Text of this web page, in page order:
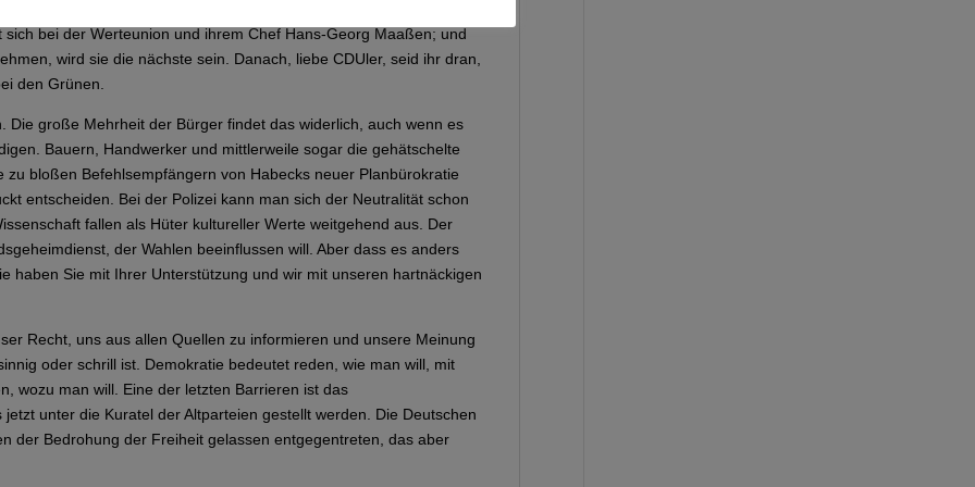
bei der Werteunion und ihrem Chef Hans-Georg Maaßen; und
wird sie die nächste sein. Danach, liebe CDUler, seid ihr dran,
den Grünen.
Die große Mehrheit der Bürger findet das widerlich, auch wenn es
Bauern, Handwerker und mittlerweile sogar die gehätschelte
bloßen Befehlsempfängern von Habecks neuer Planbürokratie
entscheiden. Bei der Polizei kann man sich der Neutralität schon
fallen als Hüter kultureller Werte weitgehend aus. Der
der Wahlen beeinflussen will. Aber dass es anders
haben Sie mit Ihrer Unterstützung und wir mit unseren hartnäckigen
Recht, uns aus allen Quellen zu informieren und unsere Meinung
oder schrill ist. Demokratie bedeutet reden, wie man will, mit
wozu man will. Eine der letzten Barrieren ist das
unter die Kuratel der Altparteien gestellt werden. Die Deutschen
der Bedrohung der Freiheit gelassen entgegentreten, das aber